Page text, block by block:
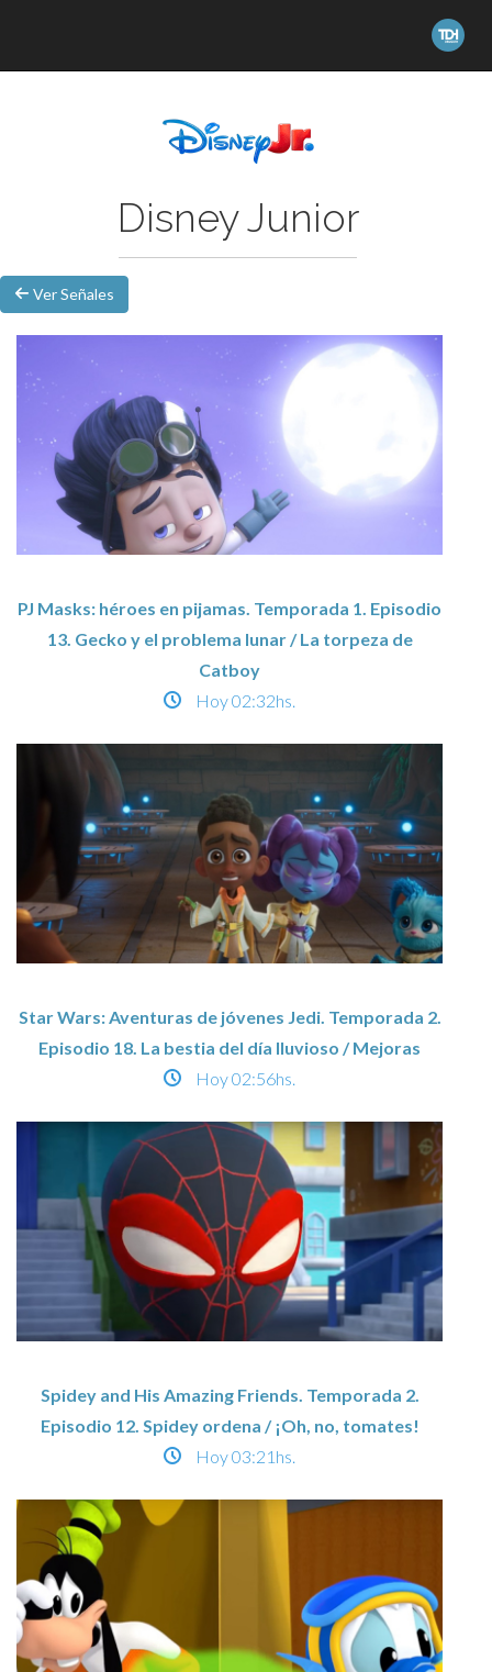
Disney Junior
Ver Señales
PJ Masks: héroes en pijamas. Temporada 1. Episodio
13. Gecko y el problema lunar / La torpeza de
Catboy
Hoy02:32hs.
Star Wars: Aventuras de jóvenes Jedi. Temporada 2.
Episodio 18. La bestia del día lluvioso / Mejoras
Hoy02:56hs.
Spidey and His Amazing Friends. Temporada 2.
Episodio 12. Spidey ordena / ¡Oh, no, tomates!
Hoy03:21hs.